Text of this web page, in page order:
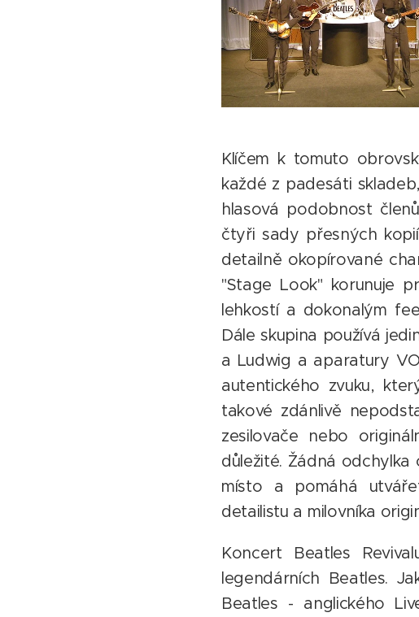
Klíčem k tomuto
každé z padesáti
hlasová podobnost
čtyři sady přesných
detailně okopírované
"Stage Look" korunuje
lehkostí a dokonalým
Dále skupina používá
a Ludwig a aparatury
autentického zvuku,
takové zdánlivě
zesilovače nebo
důležité. Žádná
místo a pomáhá
detailistu a milovníka
Koncert Beatles
legendárních Beatles.
Beatles - anglického